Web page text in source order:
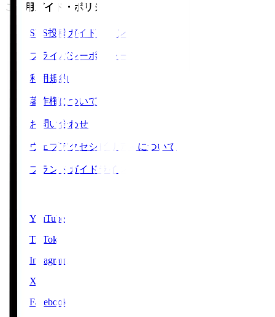
ご利用ガイド・ポリシー
SNS投稿ガイドライン
プライバシーポリシー
利用規約
著作権について
お問い合わせ
ウェブアクセシビリティについて
ブランドガイドライン
YouTube
TikTok
Instagram
X
Facebook